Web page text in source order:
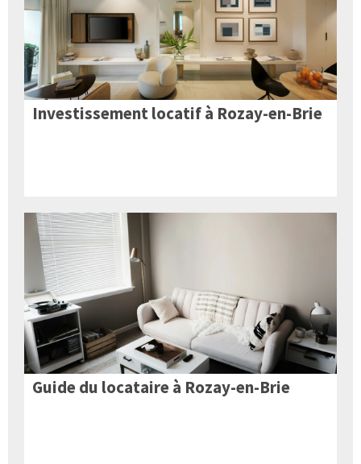
Investissement locatif à Rozay-en-Brie
Guide du locataire à Rozay-en-Brie